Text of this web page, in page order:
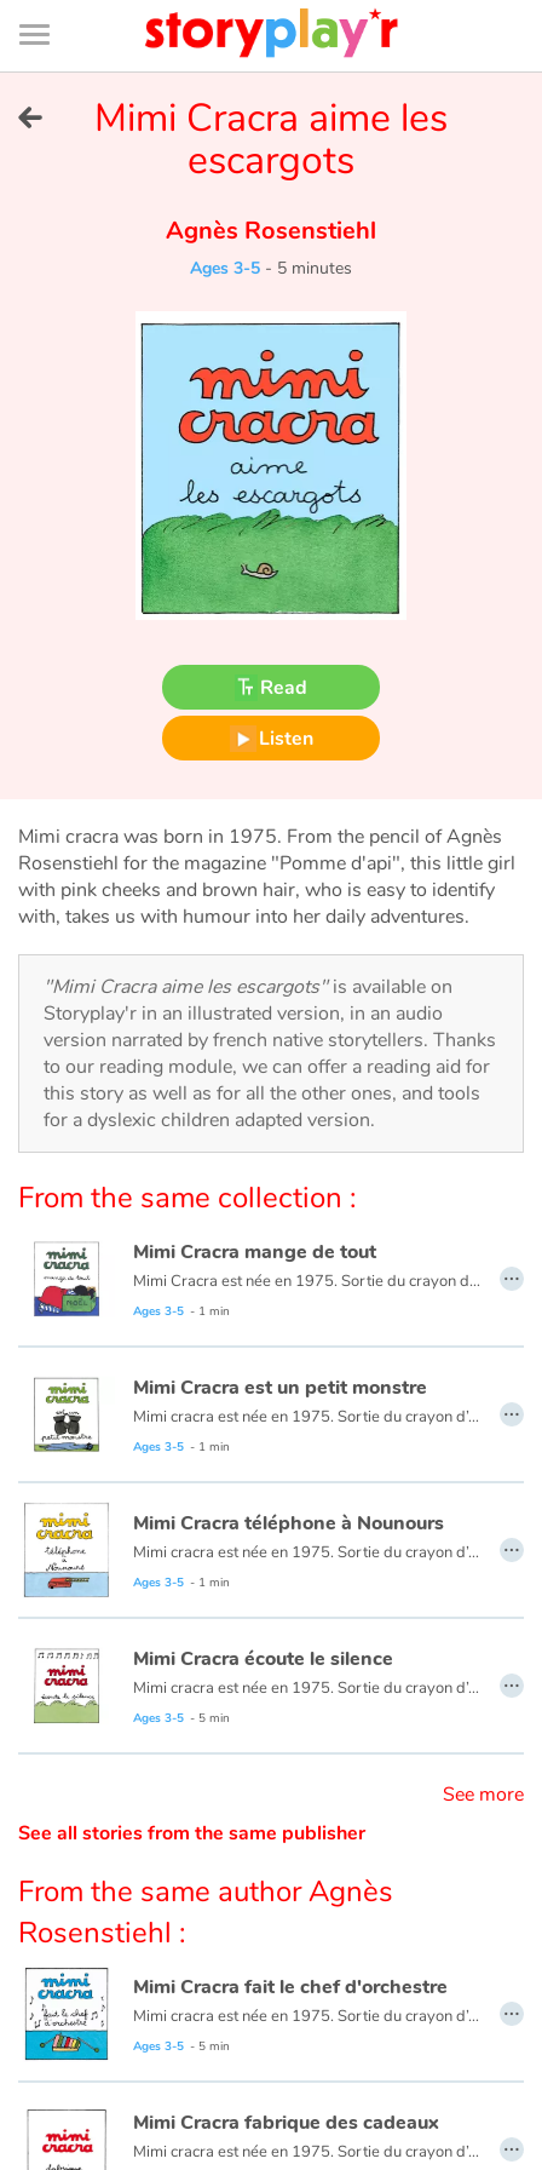
Connexion
Bibliothèque
de
page
Tales and classics in french
Fable, myth, literature and poetry
Princesses and princes, kings, queens and dragons
Ogres, monsters and witches
Heroines and Heroes
The animals
Travel, epic, investigation, adventure
Around the world
Learning
Arts, space, activities
Documentaries
With the family
Daily life and hobbies
Festivals and events
Love and friendship
Social issues
Emotions and feelings
Formats and illustrations
Catalogue anglais
Home
Family
Schools
Libraries
Videos & Tutorials
Mimi Cracra aime les
escargots
Agnès Rosenstiehl
Ages 3-5 - 5 minutes
Read
Listen
Mimi cracra was born in 1975. From the pencil of Agnès
Rosenstiehl for the magazine "Pomme d'api", this little girl
with pink cheeks and brown hair, who is easy to identify
with, takes us with humour into her daily adventures.
"Mimi Cracra aime les escargots"is available on
Storyplay'r in an illustrated version, in an audio
version narrated by french native storytellers. Thanks
to our reading module, we can offer a reading aid for
this story as well as for all the other ones, and tools
for a dyslexic children adapted version.
From the same collection :
Mimi Cracra mange de tout
Mimi Cracra est née en 1975. Sortie du crayon d’Agnès Rosenstiehl pour le magazine “Pomme d’api”, cette petite fille aux joues roses et cheveux bruns à laquelle il est facile de s’identifier nous entraîne avec humour dans ses aventures quotidiennes.
Ages 3-5 - 1 min
…
Mimi Cracra est un petit monstre
Mimi cracra est née en 1975. Sortie du crayon d’Agnès Rosenstiehl pour le magazine “Pomme d’api”, cette petite fille aux joues roses et cheveux bruns à laquelle il est facile de s’identifier nous entraîne avec humour dans ses aventures quotidiennes.
Ages 3-5 - 1 min
…
Mimi Cracra téléphone à Nounours
Mimi cracra est née en 1975. Sortie du crayon d’Agnès Rosenstiehl pour le magazine “Pomme d’api”, cette petite fille aux joues roses et cheveux bruns à laquelle il est facile de s’identifier nous entraîne avec humour dans ses aventures quotidiennes.
Ages 3-5 - 1 min
…
Mimi Cracra écoute le silence
Mimi cracra est née en 1975. Sortie du crayon d’Agnès Rosenstiehl pour le magazine “Pomme d’api”, cette petite fille aux joues roses et cheveux bruns à laquelle il est facile de s’identifier nous entraîne avec humour dans ses aventures quotidiennes.
Ages 3-5 - 5 min
…
See more
See all stories from the same publisher
From the same author Agnès
Rosenstiehl :
Mimi Cracra fait le chef d'orchestre
Mimi cracra est née en 1975. Sortie du crayon d’Agnès Rosenstiehl pour le magazine “Pomme d’api”, cette petite fille aux joues roses et cheveux bruns à laquelle il est facile de s’identifier nous entraîne avec humour dans ses aventures quotidiennes.
Ages 3-5 - 5 min
…
Mimi Cracra fabrique des cadeaux
Mimi cracra est née en 1975. Sortie du crayon d’Agnès Rosenstiehl pour le magazine “Pomme d’api”, cette petite fille aux joues roses et cheveux bruns à laquelle il est facile de s’identifier nous entraîne avec humour dans ses aventures quotidiennes. …